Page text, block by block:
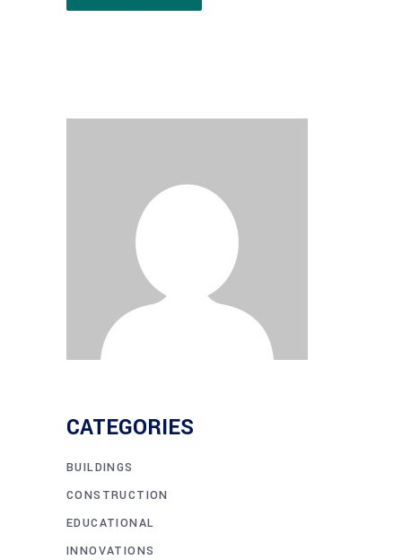
CATEGORIES
BUILDINGS
CONSTRUCTION
EDUCATIONAL
INNOVATIONS